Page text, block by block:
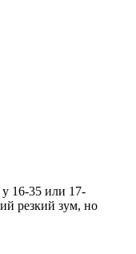
16-35 или 17-
резкий зум, но